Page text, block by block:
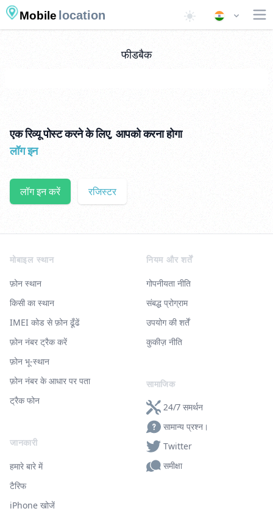
Mobile location
फीडबैक
एक रिव्यू पोस्ट करने के लिए, आपको करना होगा
लॉग इन
लॉग इन करें रजिस्टर
मोबाइल स्थान
फ़ोन स्थान
किसी का स्थान
IMEI कोड से फ़ोन ढूँढें
फ़ोन नंबर ट्रैक करें
फ़ोन भू-स्थान
फ़ोन नंबर के आधार पर पता
ट्रैक फोन
जानकारी
हमारे बारे में
टैरिफ
iPhone खोजें
नियम और शर्तें
गोपनीयता नीति
संबद्ध प्रोग्राम
उपयोग की शर्तें
कुकीज़ नीति
सामाजिक
24/7 समर्थन
सामान्य प्रश्न।
Twitter
समीक्षा